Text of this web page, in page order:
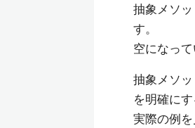
抽象メソ
す。
空になっ
抽象メソ
を明確にす
実際の例を